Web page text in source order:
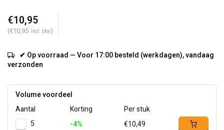
€10,95
(€10,95 Incl. btw)
✔ Op voorraad — Voor 17:00 besteld (werkdagen), vandaag
verzonden
Volume voordeel
Aantal
Korting
Per stuk
5
-4%
€10,49